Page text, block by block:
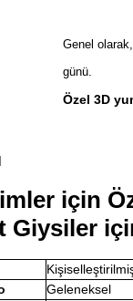
Genel
günü.
Özel 3D
için
Giysiler
Geleneksel